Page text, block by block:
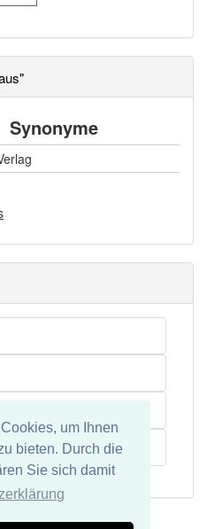
um Ihnen
bieten. Durch die
Sie sich damit
Synonyme